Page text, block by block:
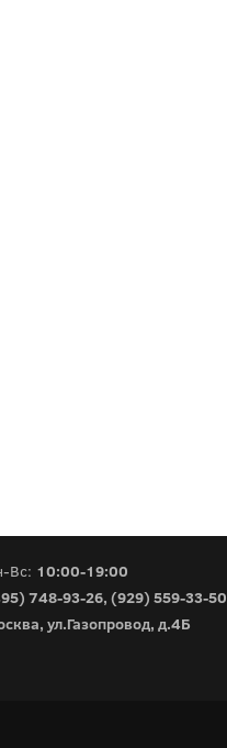
Вс: 10:00-19:00
748-93-26, (929) 559-33-50
ул.Газопровод, д.4Б